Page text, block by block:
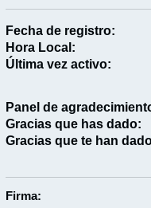
Fecha de registro:
Hora Local:
Última vez activo:
Panel de
Gracias que has dado:
Gracias que te han
Firma: